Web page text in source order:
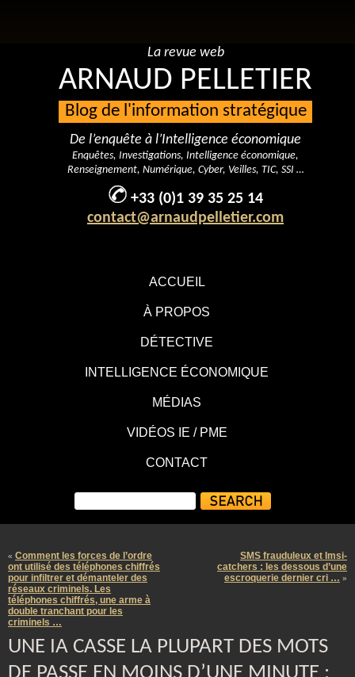
ACCUEIL
À PROPOS
DÉTECTIVE
INTELLIGENCE ÉCONOMIQUE
MÉDIAS
VIDÉOS IE / PME
CONTACT
La revue web
ARNAUD PELLETIER
Blog de l'information stratégique
De l’enquête à l’Intelligence économique
Enquêtes, Investigations, Intelligence économique,
Renseignement, Numérique, Cyber, Veilles, TIC, SSI …
+33 (0)1 39 35 25 14
contact@arnaudpelletier.com
« Comment les forces de l’ordre
ont utilisé des téléphones chiffrés
pour infiltrer et démanteler des
réseaux criminels. Les
téléphones chiffrés, une arme à
double tranchant pour les
criminels …
SMS frauduleux et Imsi-
catchers : les dessous d’une
escroquerie dernier cri … »
UNE IA CASSE LA PLUPART DES MOTS